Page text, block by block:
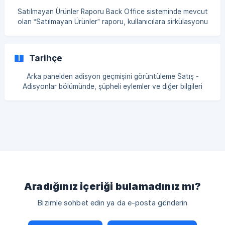
Satılmayan Ürünler Raporu Back Office sisteminde mevcut
olan “Satılmayan Ürünler” raporu, kullanıcılara sirkülasyonu
analiz edilmesi amacıyla hazırlanmıştır. Back Office →
İstatistik → Raporlar → Satılmayan Ürünler bölümünde yer
alan bu raporda, satılmayan ürünlere ait temel bilgiler tablo
şeklinde sunulmaktadır. Raporda
Tarihçe
Arka panelden adisyon geçmişini görüntüleme Satış -
Adisyonlar bölümünde, şüpheli eylemler ve diğer bilgileri
Aradığınız içeriği bulamadınız mı?
Bizimle sohbet edin ya da e-posta gönderin